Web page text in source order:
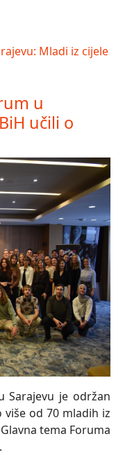
u
učili o
Sarajevu je održan
od 70 mladih iz
tema Foruma